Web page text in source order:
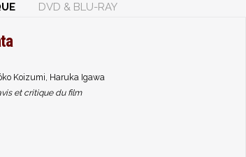
DVD & BLU-RAY
Koizumi, Haruka Igawa
et critique du film